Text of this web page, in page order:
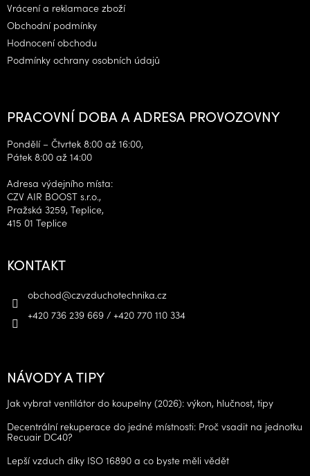
Vrácení a reklamace zboží
Obchodní podmínky
Hodnocení obchodu
Podmínky ochrany osobních údajů
PRACOVNÍ DOBA A ADRESA PROVOZOVNY
Pondělí – Čtvrtek 8:00 až 16:00,
Pátek 8:00 až 14:00
Adresa výdejního místa:
CZV AIR BOOST s.r.o.,
Pražská 3259, Teplice,
415 01 Teplice
KONTAKT
obchod@czvzduchotechnika.cz
+420 736 239 669 / +420 770 110 334
NÁVODY A TIPY
Jak vybrat ventilátor do koupelny (2026): výkon, hlučnost, tipy
Decentrální rekuperace do jedné místnosti: Proč vsadit na jednotku
Recuair DC40?
Lepší vzduch díky ISO 16890 a co byste měli vědět